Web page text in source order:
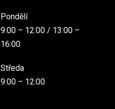
Pondělí
9:00 – 12:00 / 13:00 –
16:00
Středa
9:00 – 12:00